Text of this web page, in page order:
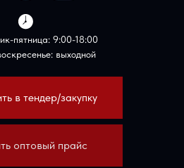
в тендер/закупку
пятница: 9:00-18:00
выходной
оптовый прайс